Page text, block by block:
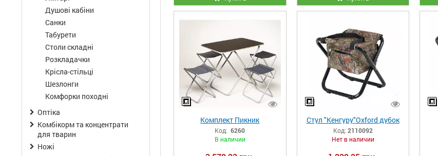
Комплект Пикник
Код: 6260
В наличии
Стул "Кенгуру"Oxford дубок
Код: 2110092
Нет в наличии
Душові кабіни
Санки
Табурети
Столи складні
Розкладачки
Крісла-стільці
Шезлонги
Комфорки походні
Оптіка
Комбікорм та концентрати
для тварин
Ножі